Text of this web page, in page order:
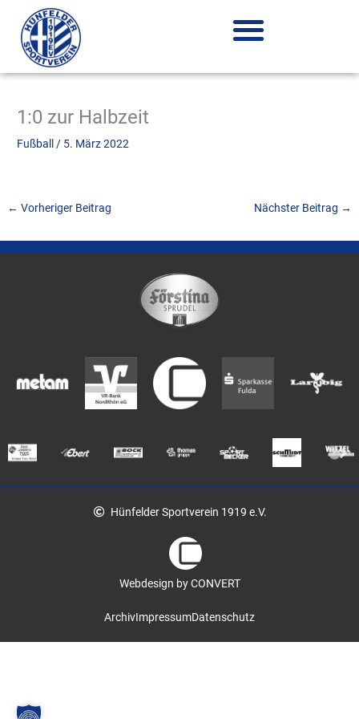
Inhalt
springen
1:0 zur Halbzeit
Fußball / 5. März 2022
← Vorheriger Beitrag Nächster Beitrag →
Hünfelder Sportverein 1919 e.V.
Webdesign by CONVERT
ArchivImpressumDatenschutz